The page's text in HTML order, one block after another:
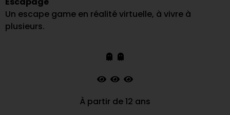
Un escape game en réalité virtuelle, à vivre à
plusieurs.
À partir de 12 ans